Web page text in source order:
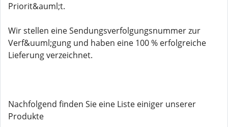
Priorit&auml;t.
Wir stellen eine Sendungsverfolgungsnummer zur
Verf&uuml;gung und haben eine 100 % erfolgreiche
Lieferung verzeichnet.
Nachfolgend finden Sie eine Liste einiger unserer
Produkte